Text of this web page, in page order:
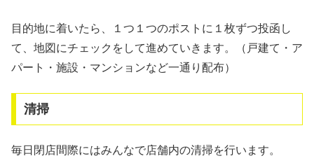
目的地に着いたら、１つ１つのポストに１枚ずつ投函し
て、地図にチェックをして進めていきます。（戸建て・ア
パート・施設・マンションなど一通り配布）
清掃
毎日閉店間際にはみんなで店舗内の清掃を行います。